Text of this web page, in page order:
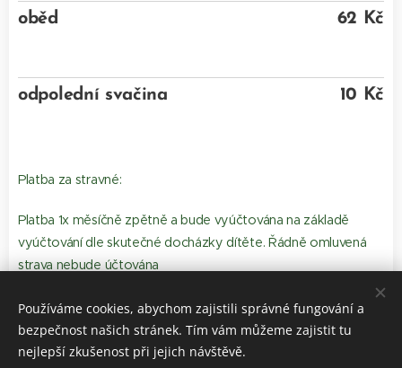
oběd 62 Kč
odpolední svačina 10 Kč
Platba za stravné:
Platba 1x měsíčně zpětně a bude vyúčtována na základě
vyúčtování dle skutečné docházky dítěte. Řádně omluvená
strava nebude účtována
Používáme cookies, abychom zajistili správné fungování a
bezpečnost našich stránek. Tím vám můžeme zajistit tu
nejlepší zkušenost při jejich návštěvě.